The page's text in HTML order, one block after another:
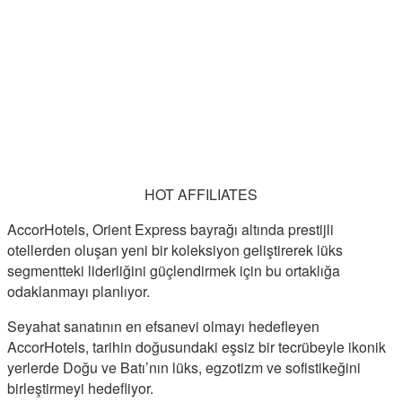
HOT AFFILIATES
AccorHotels, Orient Express bayrağı altında prestijli
otellerden oluşan yeni bir koleksiyon geliştirerek lüks
segmentteki liderliğini güçlendirmek için bu ortaklığa
odaklanmayı planlıyor.
Seyahat sanatının en efsanevi olmayı hedefleyen
AccorHotels, tarihin doğusundaki eşsiz bir tecrübeyle ikonik
yerlerde Doğu ve Batı’nın lüks, egzotizm ve sofistikeğini
birleştirmeyi hedefliyor.